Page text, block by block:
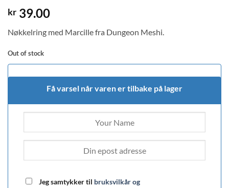
kr 39.00
Nøkkelring med Marcille fra Dungeon Meshi.
Out of stock
Få varsel når varen er tilbake på lager
Jeg samtykker til bruksvilkår og